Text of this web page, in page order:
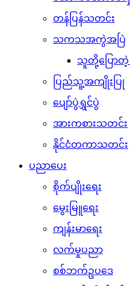
တန်ပြန်သတင်း
သကသအကွဲအပြဲ
သူတို့ပြော
ပြည်သူ့အကျိုးပြု
ပျော်ပွဲရွှင်ပွဲ
အားကစားသတင်း
နိုင်ငံတကာသတင်း
ပညာပေး
စိုက်ပျိုးရေး
မွေးမြူရေး
ကျန်းမာရေး
လက်မှုပညာ
စစ်ဘက်ဥပဒေ